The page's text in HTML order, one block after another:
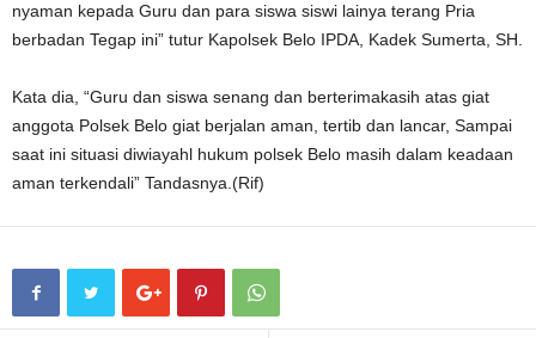
nyaman kepada Guru dan para siswa siswi lainya terang Pria
berbadan Tegap ini” tutur Kapolsek Belo IPDA, Kadek Sumerta, SH.
Kata dia, “Guru dan siswa senang dan berterimakasih atas giat
anggota Polsek Belo giat berjalan aman, tertib dan lancar, Sampai
saat ini situasi diwiayahl hukum polsek Belo masih dalam keadaan
aman terkendali” Tandasnya.(Rif)